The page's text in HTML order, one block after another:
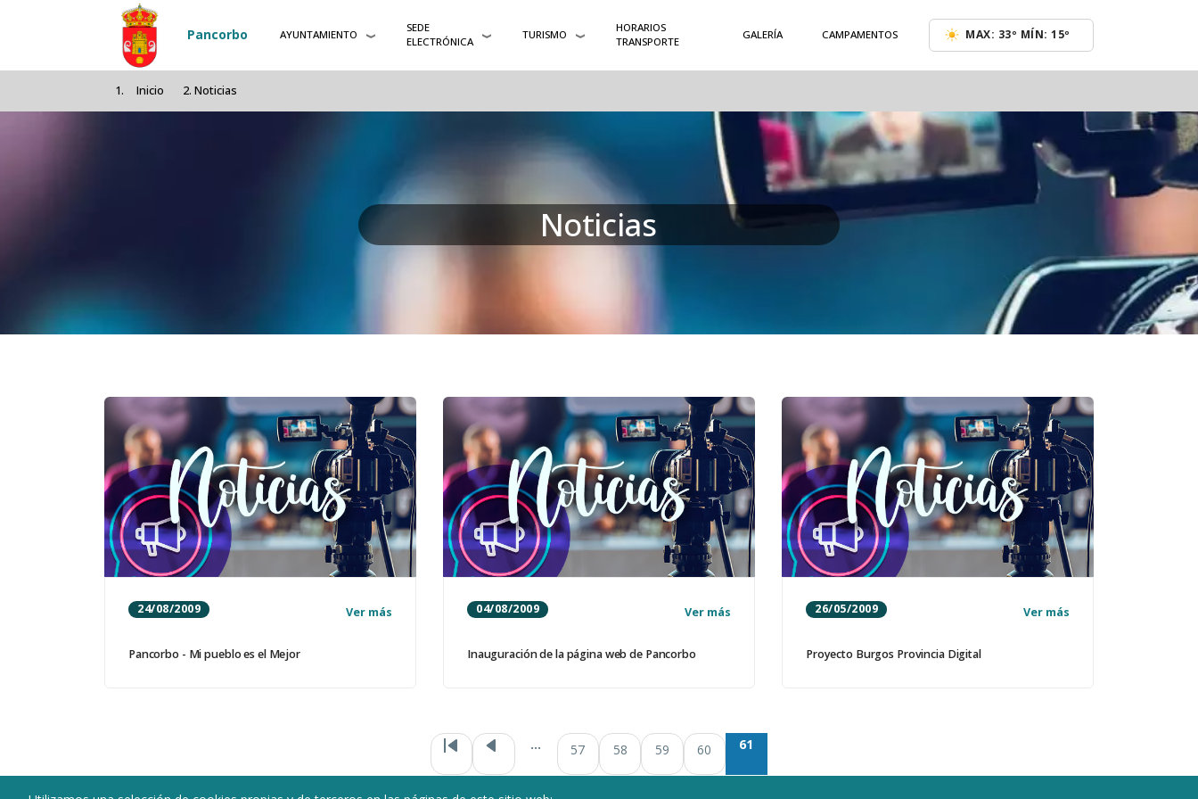
Pasar al contenido principal
Pancorbo AYUNTAMIENTO
SEDE
ELECTRÓNICA
TURISMO
HORARIOS
TRANSPORTE
GALERÍA CAMPAMENTOS MAX: 33º MÍN: 15º
Inicio Noticias
Noticias
24/08/2009 Ver más
Pancorbo - Mi pueblo es el Mejor
04/08/2009 Ver más
Inauguración de la página web de Pancorbo
26/05/2009 Ver más
Proyecto Burgos Provincia Digital
Paginación
… 57 58 59 60 61